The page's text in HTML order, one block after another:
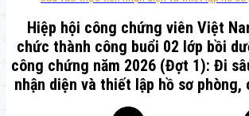
Hiệp hội công chứng viên Việt
chức thành công buổi 02 lớp bồi
công chứng năm 2026 (Đợt 1): Đi
nhận diện và thiết lập hồ sơ